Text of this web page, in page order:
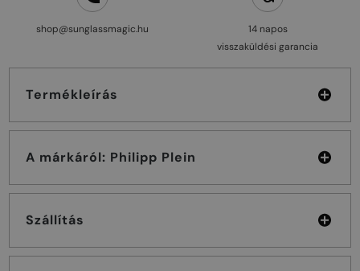
shop@sunglassmagic.hu
14 napos
visszaküldési garancia
Termékleírás
A márkáról: Philipp Plein
Szállítás